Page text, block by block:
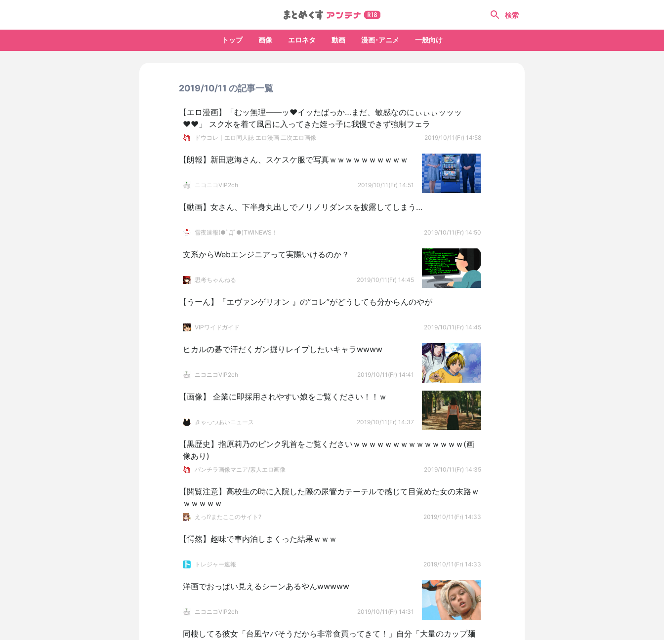
トップ 画像 エロネタ 動画 漫画･アニメ 一般向け
2019/10/11 の記事一覧
【エロ漫画】「むッ無理――ッ♥イッたばっか…まだ、敏感なのにぃぃぃッッッ
♥♥」 スク水を着て風呂に入ってきた姪っ子に我慢できず強制フェラ
ドウコレ｜エロ同人誌 エロ漫画 二次エロ画像 2019/10/11(Fr) 14:58
【朗報】新田恵海さん、スケスケ服で写真ｗｗｗｗｗｗｗｗｗｗ
ニコニコVIP2ch 2019/10/11(Fr) 14:51
【動画】女さん、下半身丸出しでノリノリダンスを披露してしまう…
雪夜速報(●ﾟДﾟ●)TWINEWS！ 2019/10/11(Fr) 14:50
文系からWebエンジニアって実際いけるのか？
思考ちゃんねる 2019/10/11(Fr) 14:45
【うーん】『エヴァンゲリオン 』の”コレ”がどうしても分からんのやが
VIPワイドガイド 2019/10/11(Fr) 14:45
ヒカルの碁で汗だくガン掘りレイプしたいキャラwwww
ニコニコVIP2ch 2019/10/11(Fr) 14:41
【画像】 企業に即採用されやすい娘をご覧ください！！ｗ
きゃっつあいニュース 2019/10/11(Fr) 14:37
【黒歴史】指原莉乃のピンク乳首をご覧くださいｗｗｗｗｗｗｗｗｗｗｗｗｗｗ(画
像あり)
パンチラ画像マニア/素人エロ画像 2019/10/11(Fr) 14:35
【閲覧注意】高校生の時に入院した際の尿管カテーテルで感じて目覚めた女の末路ｗ
ｗｗｗｗｗ
えっ!?またここのサイト? 2019/10/11(Fr) 14:33
【愕然】趣味で車内泊しまくった結果ｗｗｗ
トレジャー速報 2019/10/11(Fr) 14:33
洋画でおっぱい見えるシーンあるやんwwwww
ニコニコVIP2ch 2019/10/11(Fr) 14:31
同棲してる彼女「台風ヤバそうだから非常食買ってきて！」自分「大量のカップ麺